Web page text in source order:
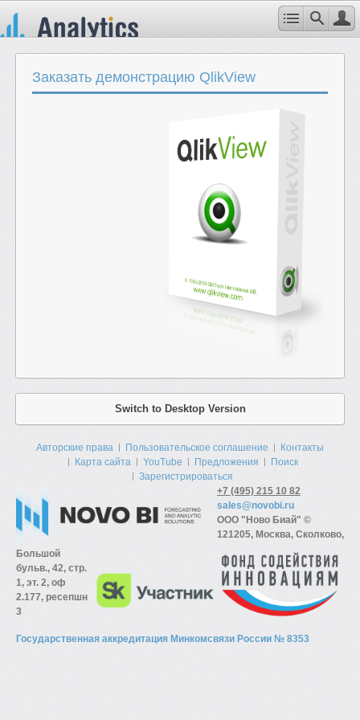
Заказать демонстрацию QlikView
Switch to Desktop Version
Авторские права Пользовательское соглашение
Контакты
Карта сайта
YouTube Предложения
Поиск
Зарегистрироваться
+7 (495) 215 10 82
sales@novobi.ru
ООО "Ново Биай" ©
121205, Москва, Сколково,
Большой
бульв., 42, стр.
1, эт. 2, оф
2.177, ресепшн
3
Государственная аккредитация Минкомсвязи России № 8353